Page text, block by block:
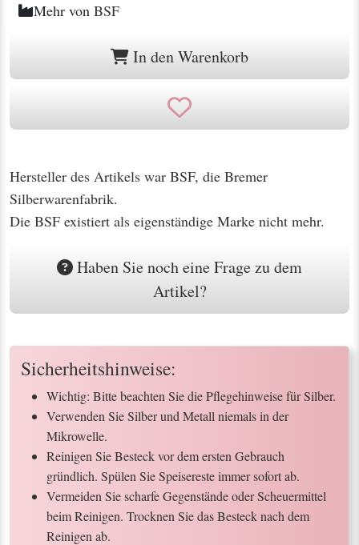
Mehr von BSF
In den Warenkorb
Hersteller des Artikels war BSF, die Bremer
Silberwarenfabrik.
Die BSF existiert als eigenständige Marke nicht mehr.
Haben Sie noch eine Frage zu dem
Artikel?
Sicherheitshinweise:
Wichtig: Bitte beachten Sie die Pflegehinweise für Silber.
Verwenden Sie Silber und Metall niemals in der
Mikrowelle.
Reinigen Sie Besteck vor dem ersten Gebrauch
gründlich. Spülen Sie Speisereste immer sofort ab.
Vermeiden Sie scharfe Gegenstände oder Scheuermittel
beim Reinigen. Trocknen Sie das Besteck nach dem
Reinigen ab.